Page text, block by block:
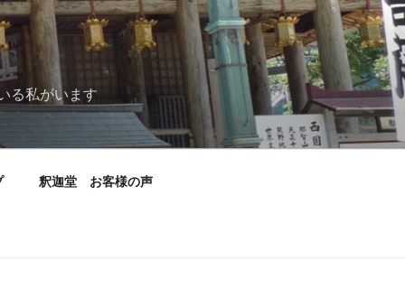
る私がいます
釈迦堂 お客様の声